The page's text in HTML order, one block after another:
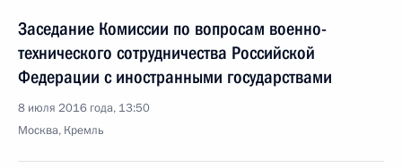
Заседание Комиссии по вопросам военно-
технического сотрудничества Российской
Федерации с иностранными государствами
8 июля 2016 года, 13:50
Москва, Кремль